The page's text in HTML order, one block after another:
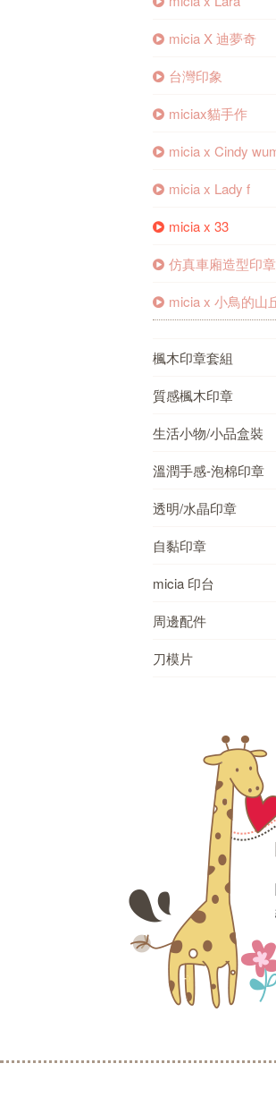
micia X 迪夢奇
台灣印象
miciax貓手作
micia x Cindy
micia x Lady f
micia x 33
仿真車廂造型印
micia x 小鳥的山
楓木印章套組
質感楓木印章
生活小物/小品盒裝
溫潤手感-泡棉印章
透明/水晶印章
自黏印章
micia 印台
周邊配件
刀模片